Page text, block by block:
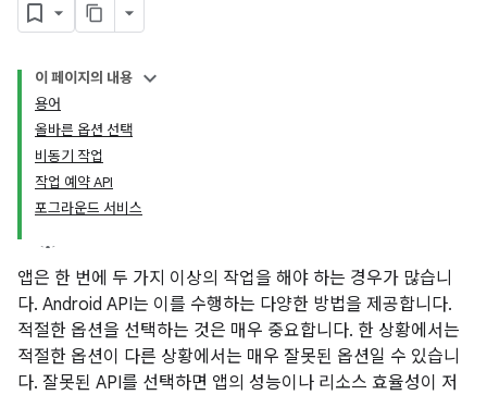
이 페이지의 내용
용어
올바른 옵션 선택
비동기 작업
작업 예약 API
포그라운드 서비스
앱은 한 번에 두 가지 이상의 작업을 해야 하는 경우가 많습니
다. Android API는 이를 수행하는 다양한 방법을 제공합니다.
적절한 옵션을 선택하는 것은 매우 중요합니다. 한 상황에서는
적절한 옵션이 다른 상황에서는 매우 잘못된 옵션일 수 있습니
다. 잘못된 API를 선택하면 앱의 성능이나 리소스 효율성이 저